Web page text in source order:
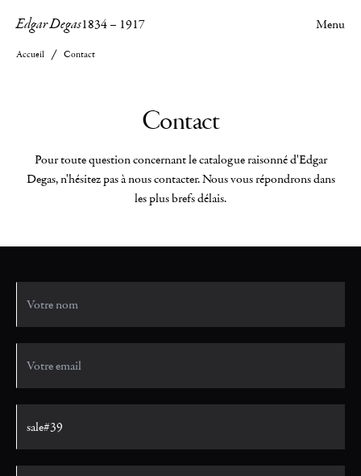
Edgar Degas1834– 1917 Menu
Accueil Contact
Contact
Pour toute question concernant le catalogue raisonné d'Edgar
Degas, n'hésitez pas à nous contacter. Nous vous répondrons dans
les plus brefs délais.